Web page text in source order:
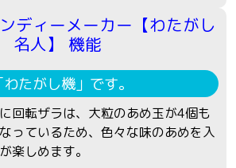
ディーメーカー【わたがし
名人】 機能
たがし機」です。
回転ザラは、大粒のあめ玉が4個も
っているため、色々な味のあめを入
楽しめます。